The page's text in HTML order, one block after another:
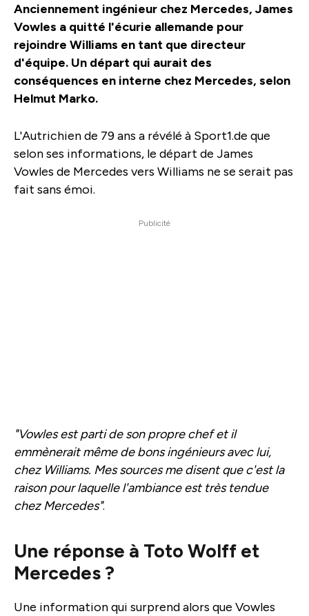
Anciennement ingénieur chez Mercedes, James
Vowles a quitté l'écurie allemande pour
rejoindre Williams en tant que directeur
d'équipe. Un départ qui aurait des
conséquences en interne chez Mercedes, selon
Helmut Marko.
L'Autrichien de 79 ans a révélé à Sport1.de que
selon ses informations, le départ de James
Vowles de Mercedes vers Williams ne se serait pas
fait sans émoi.
Publicité
"Vowles est parti de son propre chef et il
emmènerait même de bons ingénieurs avec lui,
chez Williams. Mes sources me disent que c'est la
raison pour laquelle l'ambiance est très tendue
chez Mercedes".
Une réponse à Toto Wolff et
Mercedes ?
Une information qui surprend alors que Vowles